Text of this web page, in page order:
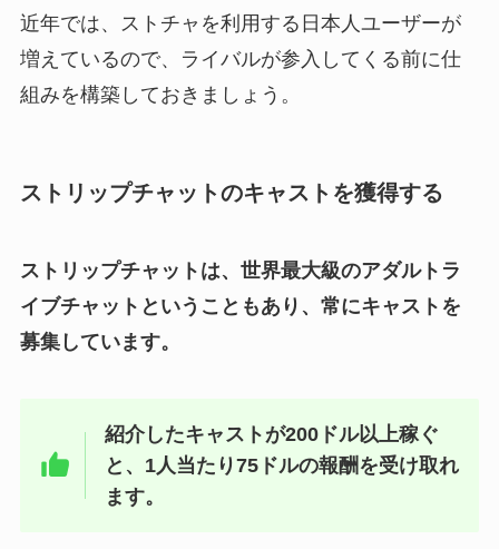
近年では、ストチャを利用する日本人ユーザーが
増えているので、ライバルが参入してくる前に仕
組みを構築しておきましょう。
ストリップチャットのキャストを獲得する
ストリップチャットは、世界最大級のアダルトラ
イブチャットということもあり、常にキャストを
募集しています。
紹介したキャストが200ドル以上稼ぐ
と、1人当たり75ドルの報酬を受け取れ
ます。